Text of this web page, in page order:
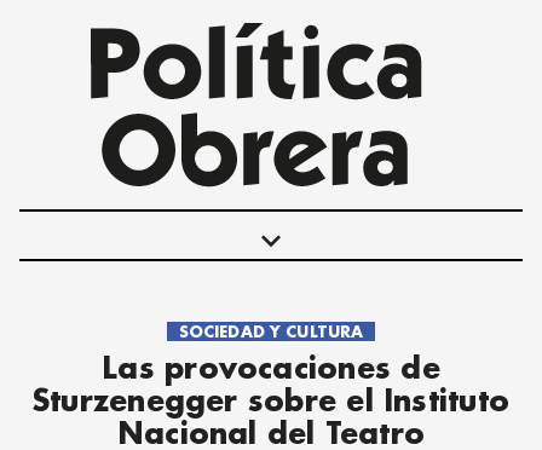
keyboard_arrow_down
POLÍTICAS
INTERNACIONALES
MOVIMIENTO OBRERO
MUJER
SOCIEDAD Y CULTURA
Las provocaciones de
Sturzenegger sobre el Instituto
Nacional del Teatro